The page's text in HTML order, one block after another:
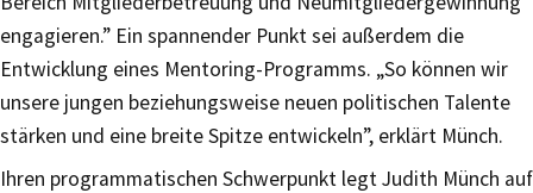
engagieren.” Ein spannender Punkt sei außerdem die
Entwicklung eines Mentoring-Programms. „So können wir
unsere jungen beziehungsweise neuen politischen Talente
stärken und eine breite Spitze entwickeln”, erklärt Münch.
Ihren programmatischen Schwerpunkt legt Judith Münch auf